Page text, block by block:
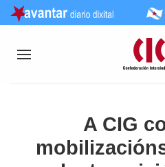
A CIG